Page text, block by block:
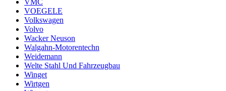
VMC
VOEGELE
Volkswagen
Volvo
Wacker Neuson
Walgahn-Motorentechn
Weidemann
Welte Stahl Und Fahrzeugbau
Winget
Wirtgen